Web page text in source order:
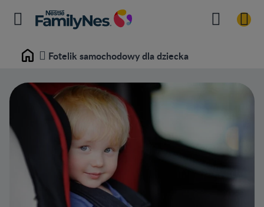
Home Fotelik samochodowy dla dziecka